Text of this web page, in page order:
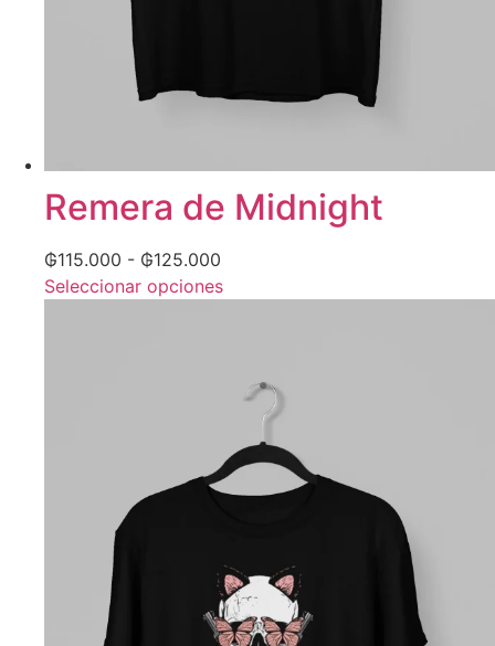
Remera de Midnight
₲115.000 - ₲125.000
Seleccionar opciones